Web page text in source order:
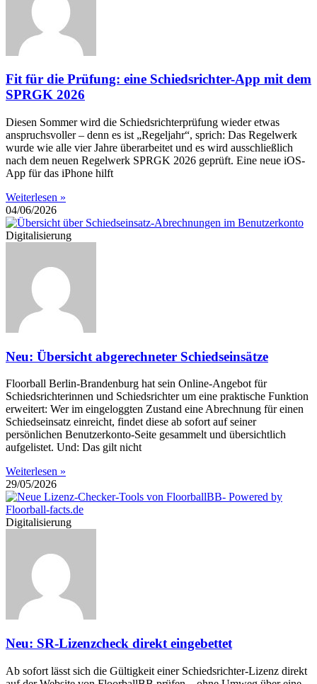
Fit für die Prüfung: eine Schiedsrichter-App mit dem
SPRGK 2026
Diesen Sommer wird die Schiedsrichterprüfung wieder etwas
anspruchsvoller – denn es ist „Regeljahr“, sprich: Das Regelwerk
wurde wie alle vier Jahre überarbeitet und es wird ausschließlich
nach dem neuen Regelwerk SPRGK 2026 geprüft. Eine neue iOS-
App für das iPhone hilft
Weiterlesen »
04/06/2026
Digitalisierung
Neu: Übersicht abgerechneter Schiedseinsätze
Floorball Berlin-Brandenburg hat sein Online-Angebot für
Schiedsrichterinnen und Schiedsrichter um eine praktische Funktion
erweitert: Wer im eingeloggten Zustand eine Abrechnung für einen
Schiedseinsatz einreicht, findet diese ab sofort auf seiner
persönlichen Benutzerkonto-Seite gesammelt und übersichtlich
aufgelistet. Und: Das gilt nicht
Weiterlesen »
29/05/2026
Digitalisierung
Neu: SR-Lizenzcheck direkt eingebettet
Ab sofort lässt sich die Gültigkeit einer Schiedsrichter-Lizenz direkt